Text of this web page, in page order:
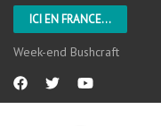
ICI EN FRANCE...
L’Aveyron